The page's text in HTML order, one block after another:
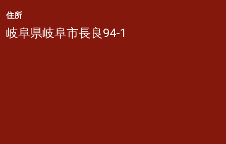
住所
岐阜県岐阜市長良94-1